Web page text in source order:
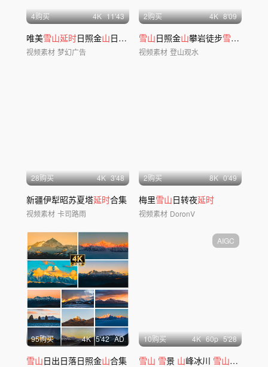
4购买 4K 11'43
唯美雪山延时日照金山日出云海风景ai素材
视频素材 梦幻广告
2购买 4K 8'09
雪山日照金山攀岩徒步雪山
视频素材 登山观水
28购买 4K 3'48
新疆伊犁昭苏夏塔延时合集
视频素材 卡司路雨
2购买 8K 0'49
梅里雪山日转夜延时
视频素材 DoronV
95购买 4K 5'42 AD
雪山日出日落日照金山合集
AIGC
10购买 4K 60p 5'28
雪山 雪景 山峰冰川 雪山航拍